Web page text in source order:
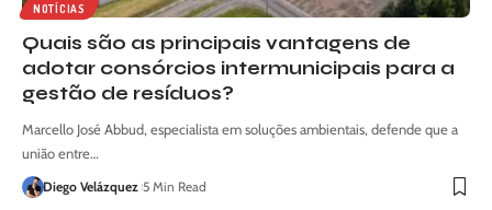
NOTÍCIAS
Quais são as principais vantagens de
adotar consórcios intermunicipais para a
gestão de resíduos?
Marcello José Abbud, especialista em soluções ambientais, defende que a
união entre…
Diego Velázquez 5 Min Read